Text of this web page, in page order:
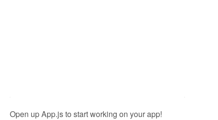
Open up App.js to start working on your app!